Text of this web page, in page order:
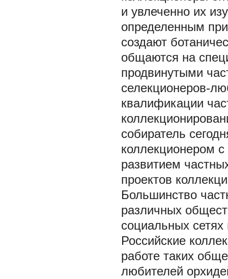
и увлеченно их
определенным
создают
общаются на
продвинутыми
селекционеров-
квалификации
собиратель
коллекционером
развитием
проектов
Большинство
различных
социальных
Российские
работе таких
любителей